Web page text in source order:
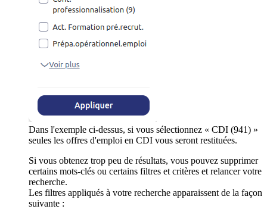
Dans l'exemple ci-dessus, si vous sélectionnez « CDI (941) »
seules les offres d'emploi en CDI vous seront restituées.
Si vous obtenez trop peu de résultats, vous pouvez supprimer
certains mots-clés ou certains filtres et critères et relancer votre
recherche.
Les filtres appliqués à votre recherche apparaissent de la façon
suivante :